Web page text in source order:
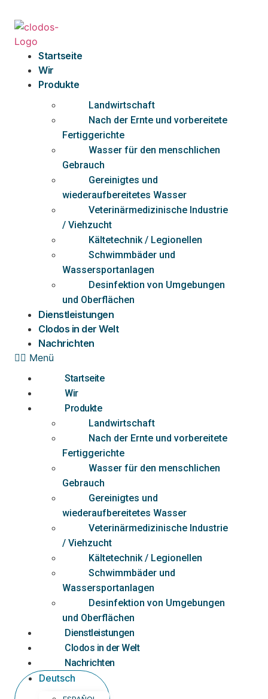
Inhalt
springen
Startseite
Wir
Produkte
Landwirtschaft
Nach der Ernte und vorbereitete
Fertiggerichte
Wasser für den menschlichen
Gebrauch
Gereinigtes und
wiederaufbereitetes Wasser
Veterinärmedizinische Industrie
/ Viehzucht
Kältetechnik / Legionellen
Schwimmbäder und
Wassersportanlagen
Desinfektion von Umgebungen
und Oberflächen
Dienstleistungen
Clodos in der Welt
Nachrichten
Menü
Startseite
Wir
Produkte
Landwirtschaft
Nach der Ernte und vorbereitete
Fertiggerichte
Wasser für den menschlichen
Gebrauch
Gereinigtes und
wiederaufbereitetes Wasser
Veterinärmedizinische Industrie
/ Viehzucht
Kältetechnik / Legionellen
Schwimmbäder und
Wassersportanlagen
Desinfektion von Umgebungen
und Oberflächen
Dienstleistungen
Clodos in der Welt
Nachrichten
Deutsch